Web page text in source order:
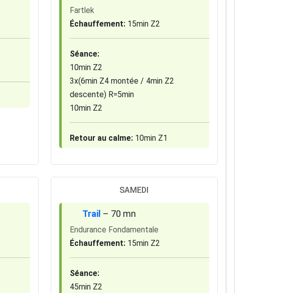
Fartlek
Échauffement:15min Z2
Séance:
10min Z2
3x(6min Z4 montée / 4min Z2
descente) R=5min
10min Z2
Retour au calme:10min Z1
SAMEDI
Trail – 70 mn
Endurance Fondamentale
Échauffement:15min Z2
Séance:
45min Z2